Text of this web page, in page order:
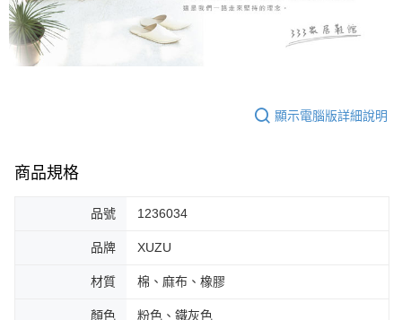
顯示電腦版詳細說明
商品規格
品號 1236034
品牌 XUZU
材質 棉、麻布、橡膠
顏色 粉色、鐵灰色